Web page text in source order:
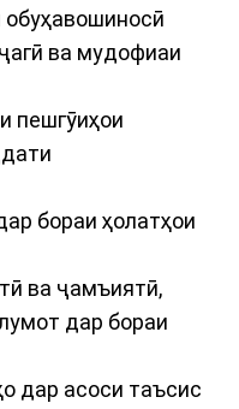
ва мудофиаи
пешгӯиҳои
бораи ҳолатҳои
ва ҷамъиятӣ,
дар бораи
дар асоси таъсис